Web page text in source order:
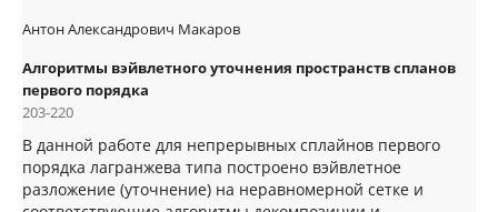
Антон Александрович Макаров
Алгоритмы вэйвлетного уточнения пространств спланов
первого порядка
203-220
В данной работе для непрерывных сплайнов первого
порядка лагранжева типа построено вэйвлетное
разложение (уточнение) на неравномерной сетке и